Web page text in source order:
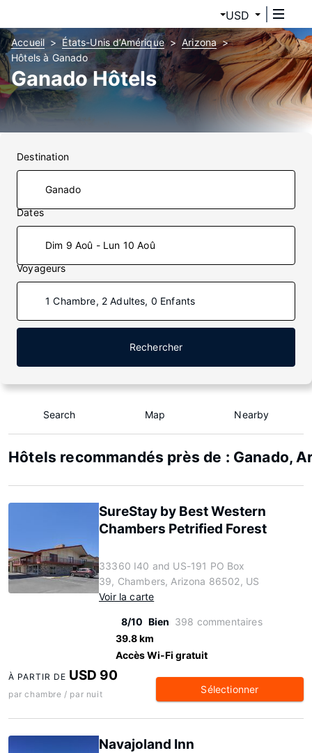
USD
Accueil États-Unis d’Amérique
Arizona
Hôtels à Ganado
Ganado Hôtels
Destination
Dates
Dim 9 Aoû - Lun 10 Aoû
Voyageurs
1 Chambre, 2 Adultes, 0 Enfants
Rechercher
Search Map Nearby
Hôtels recommandés près de : Ganado,
SureStay by Best Western
Chambers Petrified Forest
33360 I40 and US-191 PO Box
39, Chambers, Arizona 86502, US
Voir la carte
8/10 Bien 398 commentaires
39.8 km
Accès Wi-Fi gratuit
À PARTIR DE USD 90
par chambre / par nuit Sélectionner
Navajoland Inn